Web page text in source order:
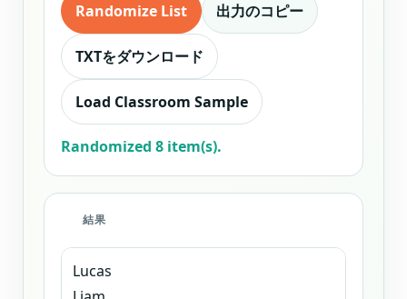
Randomize List 出力のコピー
TXTをダウンロード
Load Classroom Sample
Randomized 8 item(s).
結果